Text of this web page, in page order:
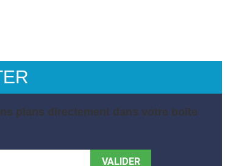
plans directement dans votre boite